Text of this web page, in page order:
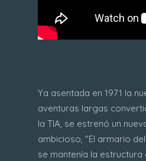
Ya asentada en 1971 la
aventuras largas
la TIA, se estrenó un
ambicioso, "El armario
se mantenía la